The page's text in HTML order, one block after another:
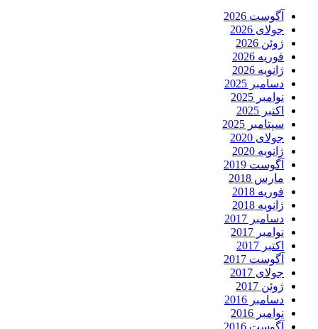
آگوست 2026
جولای 2026
ژوئن 2026
فوریه 2026
ژانویه 2026
دسامبر 2025
نوامبر 2025
اکتبر 2025
سپتامبر 2025
جولای 2020
ژانویه 2020
آگوست 2019
مارس 2018
فوریه 2018
ژانویه 2018
دسامبر 2017
نوامبر 2017
اکتبر 2017
آگوست 2017
جولای 2017
ژوئن 2017
دسامبر 2016
نوامبر 2016
آگوست 2016